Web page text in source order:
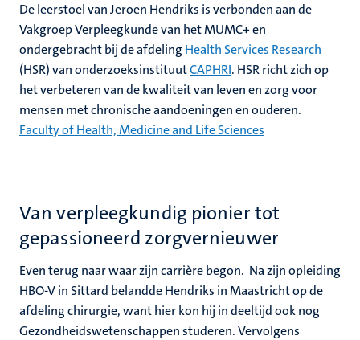
De leerstoel van Jeroen Hendriks is verbonden aan de
Vakgroep Verpleegkunde van het MUMC+ en
ondergebracht bij de afdeling Health Services Research
(HSR) van onderzoeksinstituutCAPHRI. HSR richt zich op
het verbeteren van de kwaliteit van leven en zorg voor
mensen met chronische aandoeningen en ouderen.
Faculty of Health, Medicine and Life Sciences
Van verpleegkundig pionier tot
gepassioneerd zorgvernieuwer
Even terug naar waar zijn carrière begon. Na zijn opleiding
HBO-V in Sittard belandde Hendriks in Maastricht op de
afdeling chirurgie, want hier kon hij in deeltijd ook nog
Gezondheidswetenschappen studeren. Vervolgens